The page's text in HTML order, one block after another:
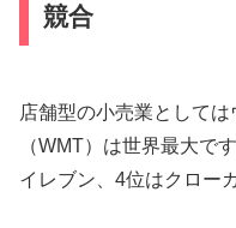
競合
店舗型の小売業として
（WMT）は世界最大で
イレブン、4位はクロー